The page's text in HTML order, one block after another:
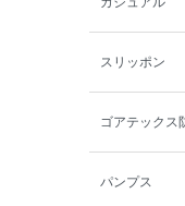
スリッポン
ゴアテックス
パンプス